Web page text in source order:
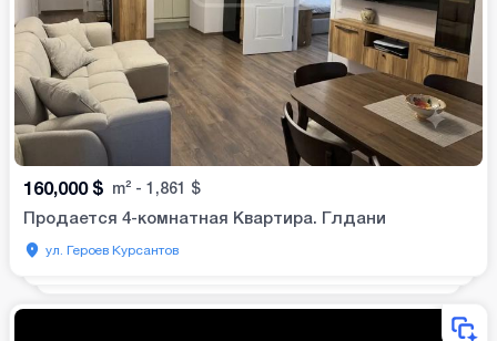
160,000 $ m² - 1,861 $
Продается 4-комнатная Квартира. Глдани
ул. Героев Курсантов